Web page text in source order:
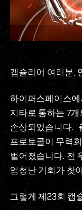
캡슐리어 여러분,
하이퍼스페이스
지타로 통하는 7
손상되었습니다.
프로토콜이 무력
벌어졌습니다. 전
엄청난 기회가 찾
그렇게 제23회 캡